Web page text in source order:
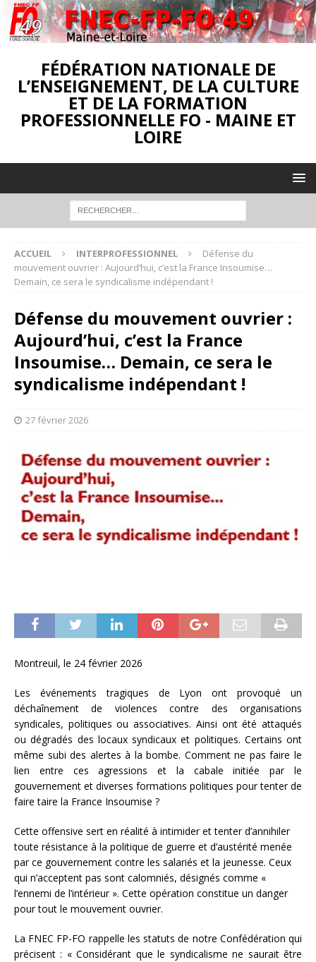
FÉDÉRATION NATIONALE DE
L’ENSEIGNEMENT, DE LA CULTURE
ET DE LA FORMATION
PROFESSIONNELLE FO - MAINE ET
LOIRE
ACCUEIL INTERPROFESSIONNEL
Défense du
mouvement ouvrier : Aujourd’hui, c’est la France Insoumise…
Demain, ce sera le syndicalisme indépendant !
Défense du mouvement ouvrier :
Aujourd’hui, c’est la France
Insoumise… Demain, ce sera le
syndicalisme indépendant !
27 février 2026
Montreuil, le 24 février 2026
Les événements tragiques de Lyon ont provoqué un
déchaînement de violences contre des organisations
syndicales, politiques ou associatives. Ainsi ont été attaqués
ou dégradés des locaux syndicaux et politiques. Certains ont
même subi des alertes à la bombe. Comment ne pas faire le
lien entre ces agressions et la cabale initiée par le
gouvernement et diverses formations politiques pour tenter de
faire taire la France Insoumise ?
Cette offensive sert en réalité à intimider et tenter d’annihiler
toute résistance à la politique de guerre et d’austérité menée
par ce gouvernement contre les salariés et la jeunesse. Ceux
qui n’acceptent pas sont calomniés, désignés comme «
l’ennemi de l’intérieur ». Cette opération constitue un danger
pour tout le mouvement ouvrier.
La FNEC FP-FO rappelle les statuts de notre Confédération qui
précisent : « Considérant que le syndicalisme ne saurait être